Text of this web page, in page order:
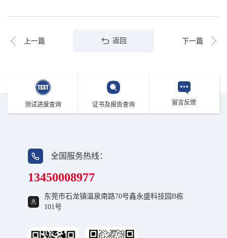
上一篇 返回 下一篇
测试进度查询 证书及报告查询 留言反馈
全国服务热线：
13450008977
东莞市石龙镇温泉南路70号鑫永盛科技园B栋
101号